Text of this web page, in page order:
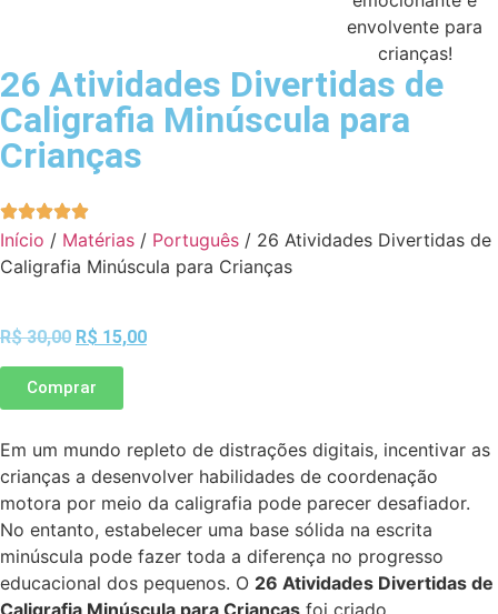
26 Atividades Divertidas de
Caligrafia Minúscula para
Crianças
Início / Matérias / Português / 26 Atividades Divertidas de
Caligrafia Minúscula para Crianças
R$30,00 R$ 15,00
Comprar
Em um mundo repleto de distrações digitais, incentivar as
crianças a desenvolver habilidades de coordenação
motora por meio da caligrafia pode parecer desafiador.
No entanto, estabelecer uma base sólida na escrita
minúscula pode fazer toda a diferença no progresso
educacional dos pequenos. O 26 Atividades Divertidas de